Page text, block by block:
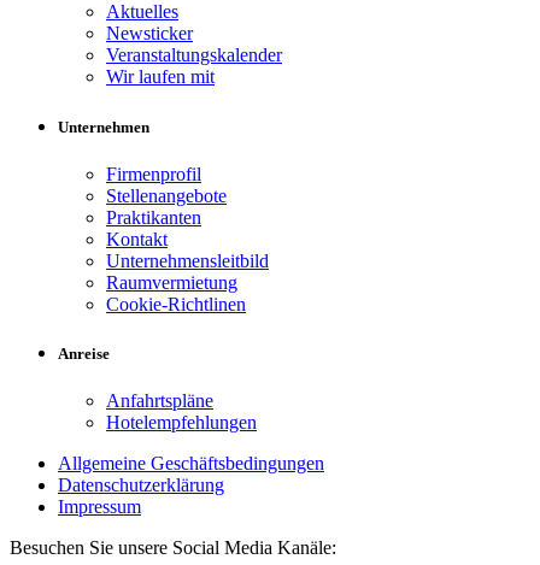
Aktuelles
Newsticker
Veranstaltungskalender
Wir laufen mit
Unternehmen
Firmenprofil
Stellenangebote
Praktikanten
Kontakt
Unternehmensleitbild
Raumvermietung
Cookie-Richtlinen
Anreise
Anfahrtspläne
Hotelempfehlungen
Allgemeine Geschäftsbedingungen
Datenschutzerklärung
Impressum
Besuchen Sie unsere Social Media Kanäle: